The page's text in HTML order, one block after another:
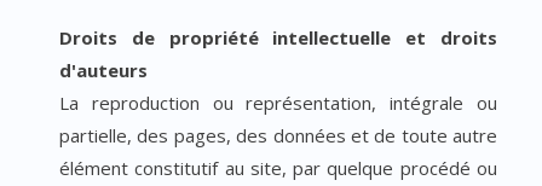
Droits de propriété intellectuelle et droits
d'auteurs
La reproduction ou représentation, intégrale ou
partielle, des pages, des données et de toute autre
élément constitutif au site, par quelque procédé ou